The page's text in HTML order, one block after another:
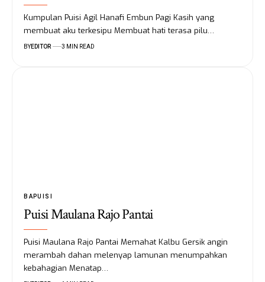
Kumpulan Puisi Agil Hanafi Embun Pagi Kasih yang
membuat aku terkesipu Membuat hati terasa pilu…
BYEDITOR 3 MIN READ
BAPUISI
Puisi Maulana Rajo Pantai
Puisi Maulana Rajo Pantai Memahat Kalbu Gersik angin
merambah dahan melenyap lamunan menumpahkan
kebahagian Menatap…